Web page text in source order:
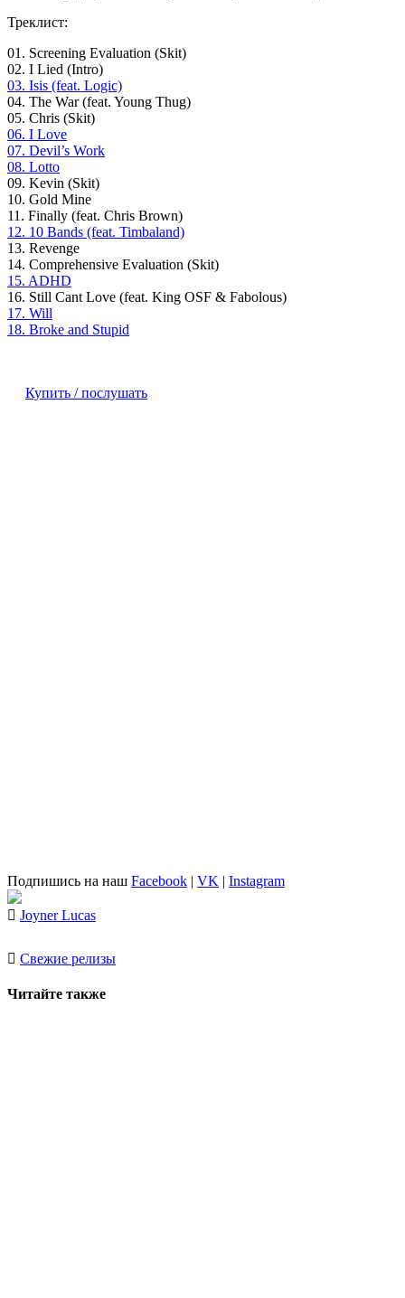
Треклист:
01. Screening Evaluation (Skit)
02. I Lied (Intro)
03. Isis (feat. Logic)
04. The War (feat. Young Thug)
05. Chris (Skit)
06. I Love
07. Devil’s Work
08. Lotto
09. Kevin (Skit)
10. Gold Mine
11. Finally (feat. Chris Brown)
12. 10 Bands (feat. Timbaland)
13. Revenge
14. Comprehensive Evaluation (Skit)
15. ADHD
16. Still Cant Love (feat. King OSF & Fabolous)
17. Will
18. Broke and Stupid
Купить / послушать
Подпишись на наш Facebook | VK | Instagram
Joyner Lucas
Свежие релизы
Читайте также